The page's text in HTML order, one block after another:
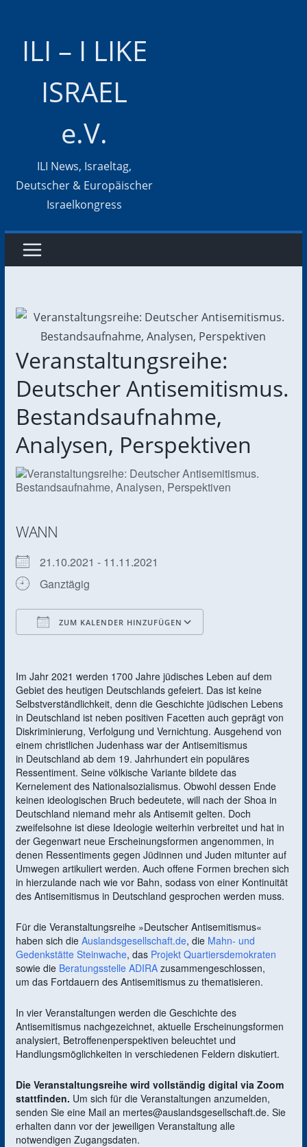
ILI – I LIKE
ISRAEL
e.V.
ILI News, Israeltag,
Deutscher & Europäischer
Israelkongress
Veranstaltungsreihe:
Deutscher Antisemitismus.
Bestandsaufnahme,
Analysen, Perspektiven
WANN
21.10.2021 - 11.11.2021
Ganztägig
ZUM KALENDER HINZUFÜGEN
Im Jahr 2021 werden 1700 Jahre jüdisches Leben auf dem
Gebiet des heutigen Deutschlands gefeiert. Das ist keine
Selbstverständlichkeit, denn die Geschichte jüdischen Lebens
in Deutschland ist neben positiven Facetten auch geprägt von
Diskriminierung, Verfolgung und Vernichtung. Ausgehend von
einem christlichen Judenhass war der Antisemitismus
in Deutschland ab dem 19. Jahrhundert ein populäres
Ressentiment. Seine völkische Variante bildete das
Kernelement des Nationalsozialismus. Obwohl dessen Ende
keinen ideologischen Bruch bedeutete, will nach der Shoa in
Deutschland niemand mehr als Antisemit gelten. Doch
zweifelsohne ist diese Ideologie weiterhin verbreitet und hat in
der Gegenwart neue Erscheinungsformen angenommen, in
denen Ressentiments gegen Jüdinnen und Juden mitunter auf
Umwegen artikuliert werden. Auch offene Formen brechen sich
in hierzulande nach wie vor Bahn, sodass von einer Kontinuität
des Antisemitismus in Deutschland gesprochen werden muss.
Für die Veranstaltungsreihe »Deutscher Antisemitismus«
haben sich die Auslandsgesellschaft.de, die Mahn- und
Gedenkstätte Steinwache, das Projekt Quartiersdemokraten
sowie die Beratungsstelle ADIRAzusammengeschlossen,
um das Fortdauern des Antisemitismus zu thematisieren.
In vier Veranstaltungen werden die Geschichte des
Antisemitismus nachgezeichnet, aktuelle Erscheinungsformen
analysiert, Betroffenenperspektiven beleuchtet und
Handlungsmöglichkeiten in verschiedenen Feldern diskutiert.
Die Veranstaltungsreihe wird vollständig digital via Zoom
stattfinden. Um sich für die Veranstaltungen anzumelden,
senden Sie eine Mail an mertes@auslandsgesellschaft.de. Sie
erhalten dann vor der jeweiligen Veranstaltung alle
notwendigen Zugangsdaten.